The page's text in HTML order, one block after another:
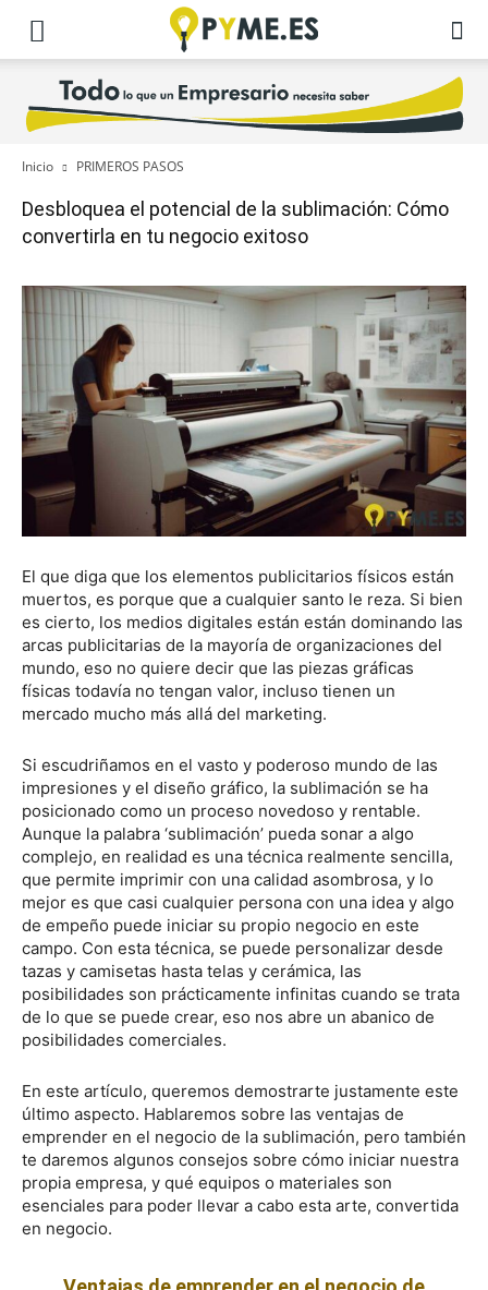
Inicio PRIMEROS PASOS
Desbloquea el potencial de la sublimación: Cómo
convertirla en tu negocio exitoso
El que diga que los elementos publicitarios físicos están
muertos, es porque que a cualquier santo le reza. Si bien
es cierto, los medios digitales están están dominando las
arcas publicitarias de la mayoría de organizaciones del
mundo, eso no quiere decir que las piezas gráficas
físicas todavía no tengan valor, incluso tienen un
mercado mucho más allá del marketing.
Si escudriñamos en el vasto y poderoso mundo de las
impresiones y el diseño gráfico, la sublimación se ha
posicionado como un proceso novedoso y rentable.
Aunque la palabra ‘sublimación’ pueda sonar a algo
complejo, en realidad es una técnica realmente sencilla,
que permite imprimir con una calidad asombrosa, y lo
mejor es que casi cualquier persona con una idea y algo
de empeño puede iniciar su propio negocio en este
campo. Con esta técnica, se puede personalizar desde
tazas y camisetas hasta telas y cerámica, las
posibilidades son prácticamente infinitas cuando se trata
de lo que se puede crear, eso nos abre un abanico de
posibilidades comerciales.
En este artículo, queremos demostrarte justamente este
último aspecto. Hablaremos sobre las ventajas de
emprender en el negocio de la sublimación, pero también
te daremos algunos consejos sobre cómo iniciar nuestra
propia empresa, y qué equipos o materiales son
esenciales para poder llevar a cabo esta arte, convertida
en negocio.